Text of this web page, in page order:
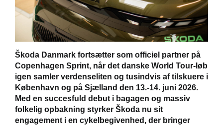
Škoda Danmark fortsætter som officiel partner på
Copenhagen Sprint, når det danske World Tour-løb
igen samler verdenseliten og tusindvis af tilskuere i
København og på Sjælland den 13.-14. juni 2026.
Med en succesfuld debut i bagagen og massiv
folkelig opbakning styrker Škoda nu sit
engagement i en cykelbegivenhed, der bringer